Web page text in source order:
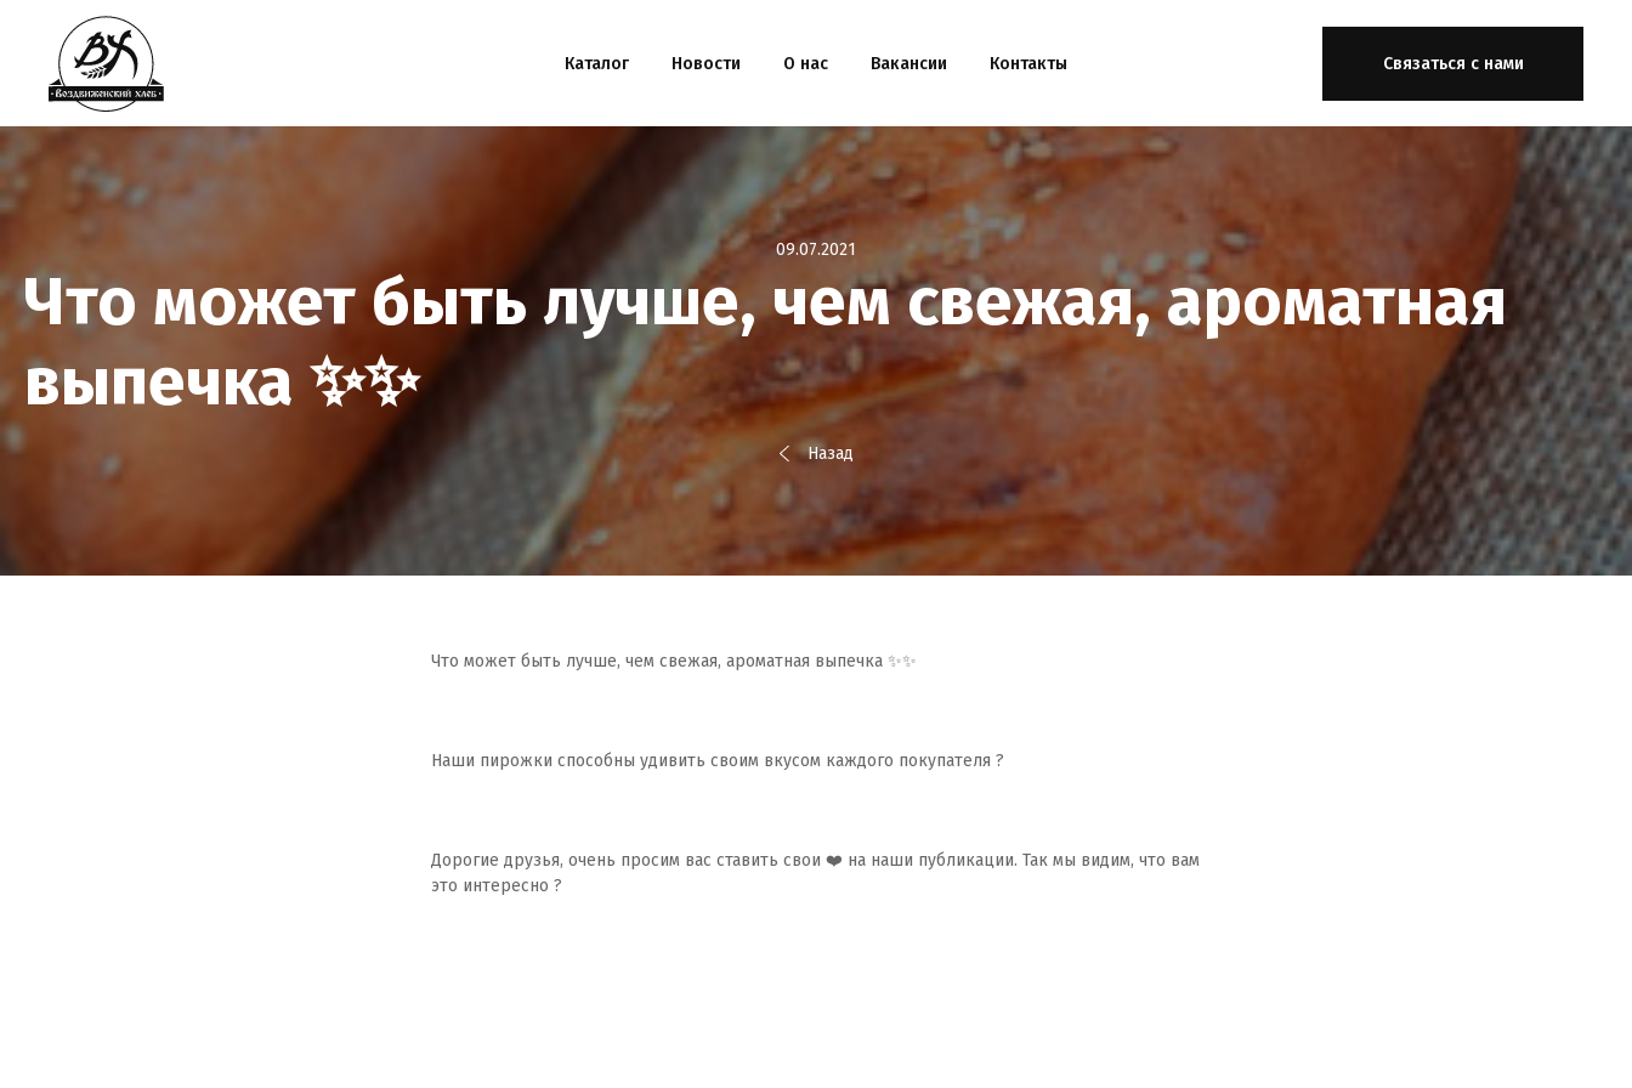
Каталог Новости О нас Вакансии Контакты Связаться с нами
09.07.2021
Что может быть лучше, чем свежая, ароматная
выпечка ✨✨
Назад
Что может быть лучше, чем свежая, ароматная выпечка ✨✨
Наши пирожки способны удивить своим вкусом каждого покупателя ?
Дорогие друзья, очень просим вас ставить свои ❤️ на наши публикации. Так мы видим, что вам
это интересно ?